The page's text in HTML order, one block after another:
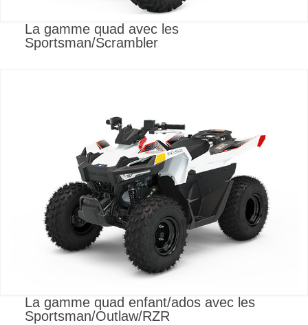
La gamme quad avec les
Sportsman/Scrambler
La gamme quad enfant/ados avec les
Sportsman/Outlaw/RZR